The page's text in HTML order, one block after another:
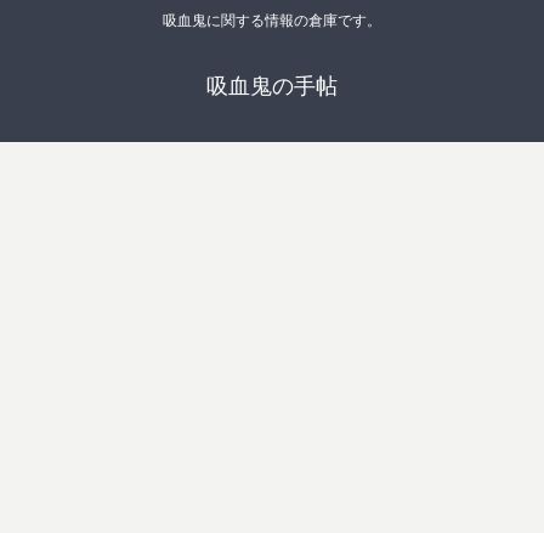
吸血鬼に関する情報の倉庫です。
吸血鬼の手帖